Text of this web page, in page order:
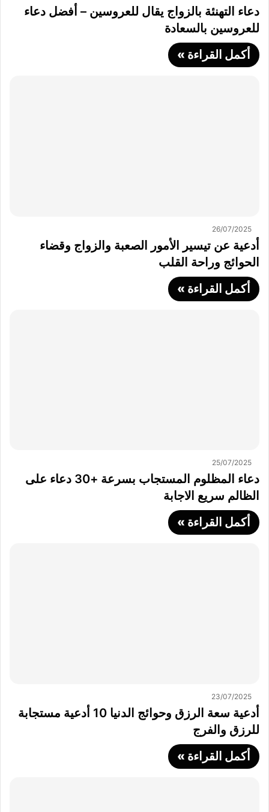
دعاء التهنئة بالزواج يقال للعروسين – أفضل دعاء
للعروسين بالسعادة
أكمل القراءة »
26/07/2025
أدعية عن تيسير الأمور الصعبة والزواج وقضاء
الحوائج وراحة القلب
أكمل القراءة »
25/07/2025
دعاء المظلوم المستجاب بسرعة +30 دعاء على
الظالم سريع الاجابة
أكمل القراءة »
23/07/2025
أدعية سعة الرزق وحوائج الدنيا 10 أدعية مستجابة
للرزق والفرج
أكمل القراءة »